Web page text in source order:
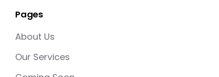
Pages
About Us
Our Services